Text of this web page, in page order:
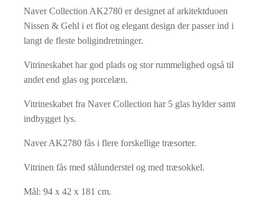
Naver Collection AK2780 er designet af arkitektduoen
Nissen & Gehl i et flot og elegant design der passer ind i
langt de fleste boligindretninger.
Vitrineskabet har god plads og stor rummelighed også til
andet end glas og porcelæn.
Vitrineskabet fra Naver Collection har 5 glas hylder samt
indbygget lys.
Naver AK2780 fås i flere forskellige træsorter.
Vitrinen fås med stålunderstel og med træsokkel.
Mål: 94 x 42 x 181 cm.